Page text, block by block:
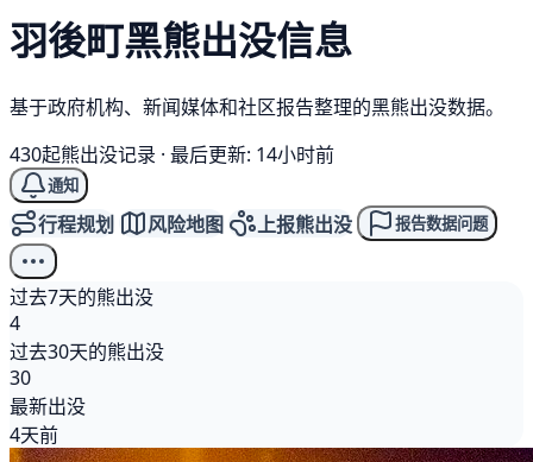
羽後町黑熊出没信息
基于政府机构、新闻媒体和社区报告整理的黑熊出没数据。
430起熊出没记录 · 最后更新: 14小时前
通知
行程规划 风险地图 上报熊出没 报告数据问题
过去7天的熊出没
4
过去30天的熊出没
30
最新出没
4天前